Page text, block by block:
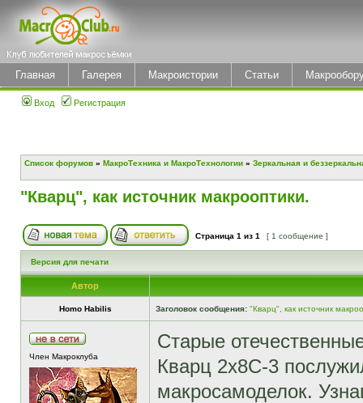
Главная Галерея Макроистории Статьи
Вход Регистрация
Список форумов » МакроТехника и МакроТехнологии » Зеркальная и
"Кварц", как источник макрооптики.
Страница 1 из 1 [ 1 сообщение ]
Версия для печати
Автор
Homo Habilis Заголовок сообщения: "Кварц", как источник
Член Макроклуба
Старые
Кварц 2х8С-3
макросамоделок.